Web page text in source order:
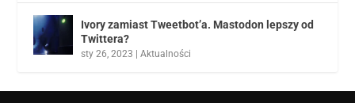
Ivory zamiast Tweetbot’a. Mastodon lepszy od
Twittera?
sty 26, 2023 |Aktualności